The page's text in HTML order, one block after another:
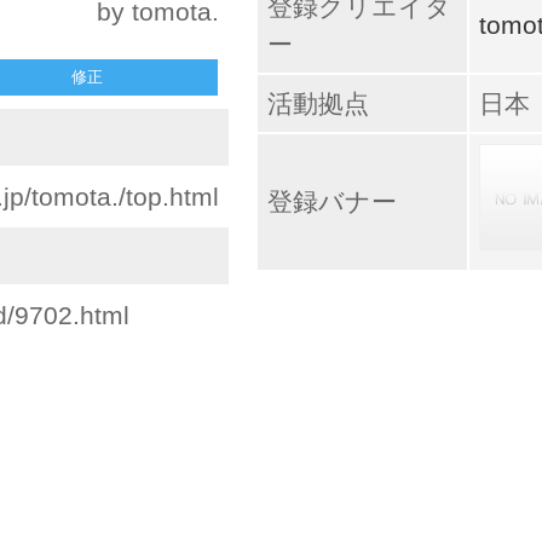
by tomota.
修正
tomota./top.html
9702.html
登録クリエイタ
ー
活動拠点 日本
登録バナー